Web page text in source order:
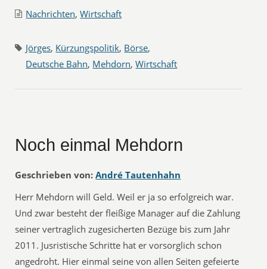
Nachrichten,Wirtschaft
Jörges, Kürzungspolitik, Börse,
Deutsche Bahn, Mehdorn,Wirtschaft
Noch einmal Mehdorn
Geschrieben von: André Tautenhahn
Herr Mehdorn will Geld. Weil er ja so erfolgreich war.
Und zwar besteht der fleißige Manager auf die Zahlung
seiner vertraglich zugesicherten Bezüge bis zum Jahr
2011. Jusristische Schritte hat er vorsorglich schon
angedroht. Hier einmal seine von allen Seiten gefeierte